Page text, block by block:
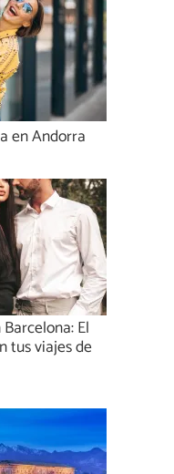
en Andorra
El
tus viajes de